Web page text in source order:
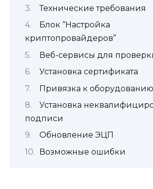
Технические требования
Блок “Настройка
криптопровайдеров”
Веб-сервисы для
Установка сертификата
Привязка к оборудованию
Установка
подписи
Обновление ЭЦП
Возможные ошибки